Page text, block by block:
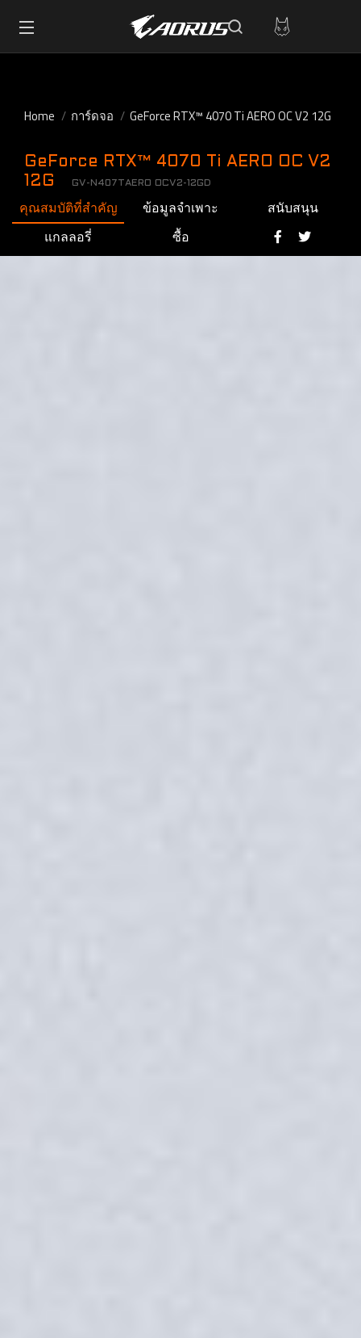
Home การ์ดจอ GeForce RTX™ 4070 Ti AERO OC V2 12G
GeForce RTX™ 4070 Ti AERO OC V2
12G
GV-N407TAERO OCV2-12GD
คุณสมบัติที่สำคัญ ข้อมูลจำเพาะ
สนับสนุน
แกลลอรี่
ซื้อ